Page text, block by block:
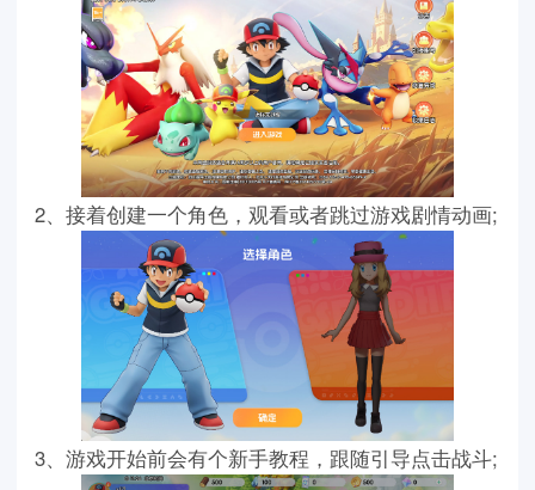
2、接着创建一个角色，观看或者跳过游戏剧情动画;
3、游戏开始前会有个新手教程，跟随引导点击战斗;